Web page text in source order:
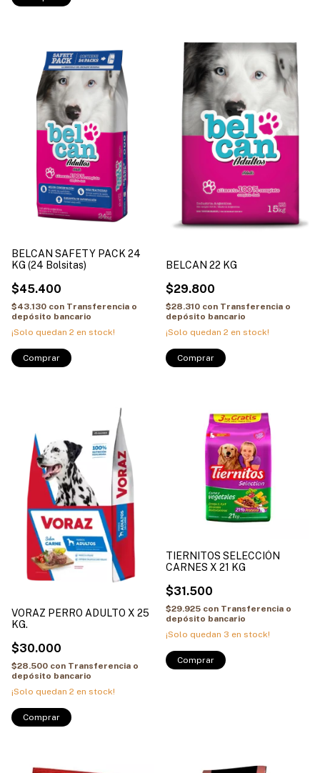
BELCAN SAFETY PACK 24
KG (24 Bolsitas)
$45.400
$43.130 con Transferencia o
depósito bancario
¡Solo quedan 2 en stock!
BELCAN 22 KG
$29.800
$28.310 con Transferencia o
depósito bancario
¡Solo quedan 2 en stock!
VORAZ PERRO ADULTO X 25
KG.
$30.000
$28.500 con Transferencia o
depósito bancario
¡Solo quedan 2 en stock!
TIERNITOS SELECCIÓN
CARNES X 21 KG
$31.500
$29.925 con Transferencia o
depósito bancario
¡Solo quedan 3 en stock!